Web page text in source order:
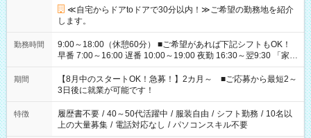
≪自宅からドアtoドアで30分以内！≫ご希望の勤務地を紹介
します。
勤務時間
9:00～18:00（休憩60分） ■ご希望があれば下記シフトもOK！
早番 7:00～16:00 遅番 10:00～19:00 夜勤 16:30～翌9:30 「家族
と休みを合わせたい」 「余裕を持って夕飯の準備がしたい」
「できれば残業はしたくない」 など、ご希望を教えてください
ね。 ※Wワーク希望の方へ 今ご覧のお仕事で希望する勤務時間
と、もう1つのお仕事の勤務時間。 合計で週40時間を超える場
合は応募できません。
期間
【8月中のスタートOK！急募！】2カ月～ ■ご応募から最短2～
3日後に就業が可能です！
特徴 履歴書不要 / 40～50代活躍中 / 服装自由 / シフト勤務 / 10名以
上の大量募集 / 電話対応なし / パソコンスキル不要